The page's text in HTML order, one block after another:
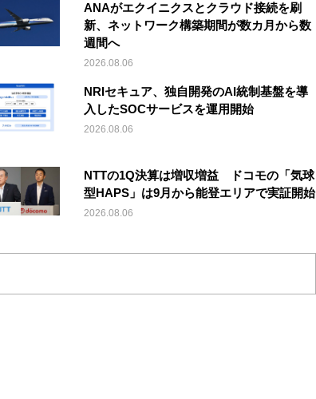
ANAがエクイニクスとクラウド接続を刷
新、ネットワーク構築期間が数カ月から数
週間へ
2026.08.06
NRIセキュア、独自開発のAI統制基盤を導
入したSOCサービスを運用開始
2026.08.06
NTTの1Q決算は増収増益 ドコモの「気球
型HAPS」は9月から能登エリアで実証開始
2026.08.06